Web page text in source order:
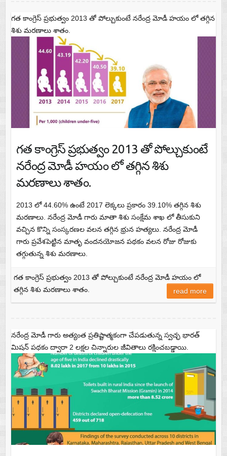
గత కాంగ్రెస్ ప్రభుత్వం 2013 తో పోల్చుకుంటే నరేంద్ర మోడీ హయం లో తగ్గిన
శిశు మరణాలు శాతం.
గత కాంగ్రెస్ ప్రభుత్వం 2013 తో పోల్చుకుంటే
నరేంద్ర మోడీ హయం లో తగ్గిన శిశు
మరణాలు శాతం.
2013 లో 44.60% ఉంటే 2017 లెక్కలు ప్రకారం 39.10% తగ్గిన శిశు
మరణాలు. నరేంద్ర మోడీ గారు మాతా శిశు సంక్షేమ శాఖ లో తీసుకుని
వచ్చిన కొన్ని సంస్కరణల వలన తగ్గిన భ్రున హత్యలు. నరేంద్ర మోడీ
గారు ప్రవేశపెట్టిన మాతృ వందనయోజన పథకం వలన రోజు రోజుకు
తగ్గుతున్న శిశు మరణాలు.
గత కాంగ్రెస్ ప్రభుత్వం 2013 తో పోల్చుకుంటే నరేంద్ర మోడీ హయం లో
తగ్గిన శిశు మరణాలు శాతం.
read more
నరేంద్ర మోడీ గారు అత్యంత ప్రతిష్టాత్మకంగా చేపడుతున్న స్వచ్ఛ భారత్
మిషన్ పథకం ద్వారా 2 లక్షల చిన్నారుల జీవితాలు రక్షించబడ్డాయి.